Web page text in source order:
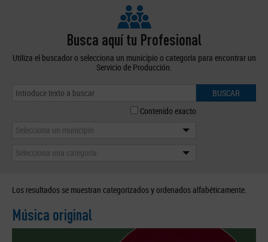
Busca aquí tu Profesional
Utiliza el buscador o selecciona un municipio o categoría para encontrar un
Servicio de Producción.
BUSCAR
Contenido exacto
Selecciona un municipio
Selecciona una categoría
Los resultados se muestran categorizados y ordenados alfabéticamente.
Música original